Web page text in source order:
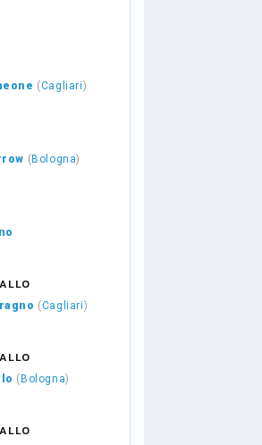
(Cagliari)
( Bologna)
(Cagliari)
( Bologna)